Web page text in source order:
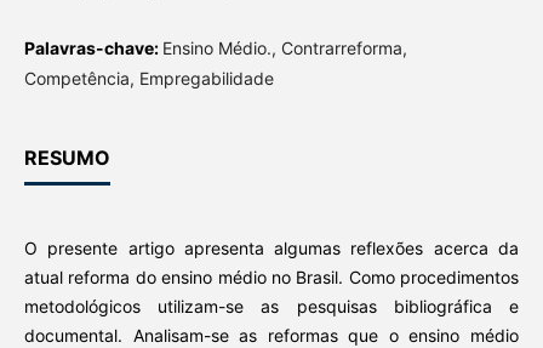
Palavras-chave: Ensino Médio., Contrarreforma,
Competência, Empregabilidade
RESUMO
O presente artigo apresenta algumas reflexões acerca da
atual reforma do ensino médio no Brasil. Como procedimentos
metodológicos utilizam-se as pesquisas bibliográfica e
documental. Analisam-se as reformas que o ensino médio